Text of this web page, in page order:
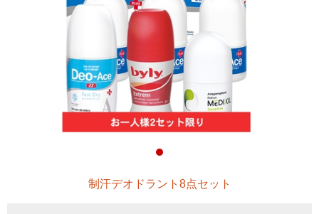
制汗デオドラント8点セット